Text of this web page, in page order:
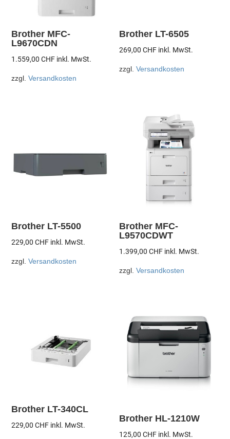
Brother MFC-
L9670CDN
1.559,00CHF inkl. MwSt.
zzgl.Versandkosten
Brother LT-6505
269,00CHF inkl. MwSt.
zzgl.Versandkosten
Brother LT-5500
229,00CHF inkl. MwSt.
zzgl.Versandkosten
Brother MFC-
L9570CDWT
1.399,00CHF inkl. MwSt.
zzgl.Versandkosten
Brother LT-340CL
229,00CHF inkl. MwSt.
Brother HL-1210W
125,00CHF inkl. MwSt.